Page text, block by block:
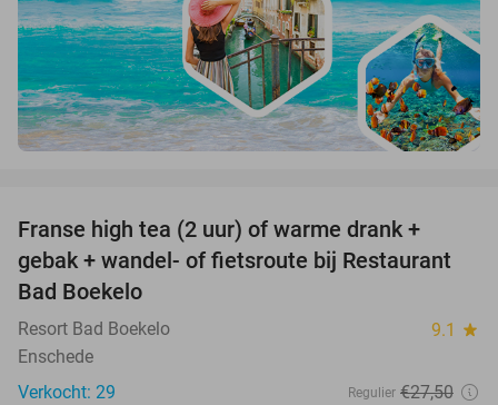
Franse high tea (2 uur) of warme drank +
gebak + wandel- of fietsroute bij Restaurant
Bad Boekelo
Resort Bad Boekelo 9.1 star
Enschede
Verkocht: 29
Regulier €27,50